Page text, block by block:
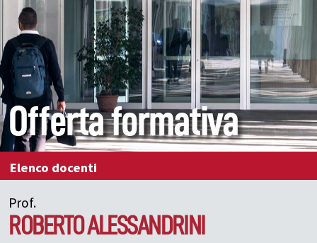
Offerta formativa
Elenco docenti
Prof.
ROBERTOALESSANDRINI